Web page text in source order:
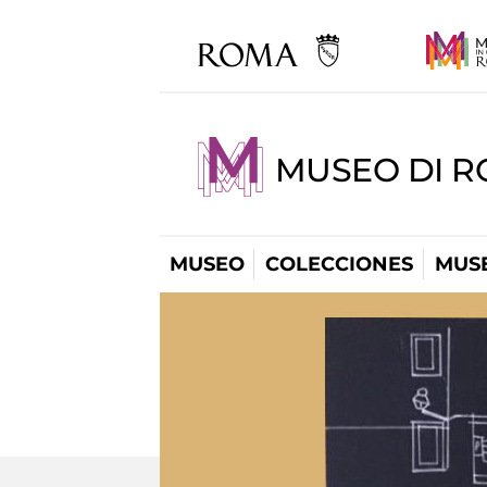
MUSEO DI
MUSEO COLECCIONES